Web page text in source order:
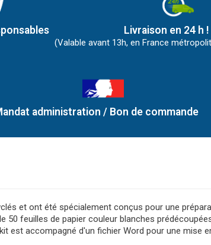
Livraison en 24 h !
(Valable avant 13h, en France
administration / Bon de commande
et ont été spécialement conçus pour une
feuilles de papier couleur blanches
est accompagné d'un fichier Word pour une mise